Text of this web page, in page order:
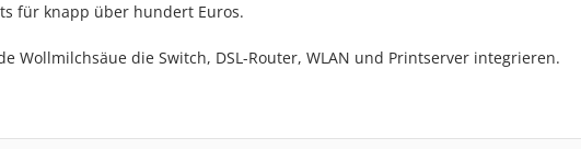
für knapp über hundert Euros.
Wollmilchsäue die Switch, DSL-Router, WLAN und Printserver integrieren.